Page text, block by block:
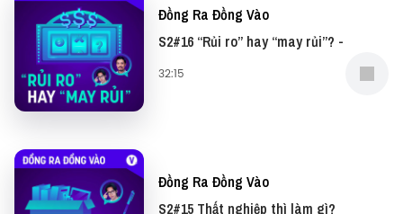
Đồng Ra Đồng Vào
S2#16 “Rủi ro” hay “may rủi”? -
32:15
Đồng Ra Đồng Vào
S2#15 Thất nghiệp thì làm gì?